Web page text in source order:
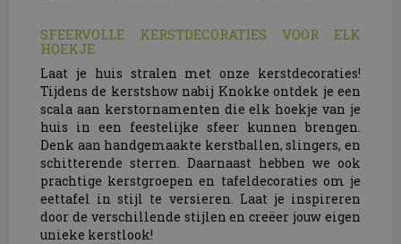
SFEERVOLLE KERSTDECORATIES VOOR ELK
HOEKJE
Laat je huis stralen met onze kerstdecoraties!
Tijdens de kerstshow nabij Knokke ontdek je een
scala aan kerstornamenten die elk hoekje van je
huis in een feestelijke sfeer kunnen brengen.
Denk aan handgemaakte kerstballen, slingers, en
schitterende sterren. Daarnaast hebben we ook
prachtige kerstgroepen en tafeldecoraties om je
eettafel in stijl te versieren. Laat je inspireren
door de verschillende stijlen en creëer jouw eigen
unieke kerstlook!